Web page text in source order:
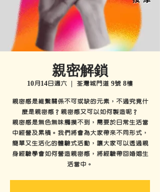
親密解鎖
10月14日週六 荃灣城門道 9號 8樓
親密感是維繫關係不可或缺的元素，不過究竟什
麼是親密感？親密感又可以如何製造呢？
親密感是無色無味觸摸不到，需要於日常生活當
中經營及累積。我們將會為大家帶來不同形式，
簡單又生活化的體驗式活動，讓大家可以透過親
身經驗學會如何營造親密感，將經驗帶回婚姻生
活當中。